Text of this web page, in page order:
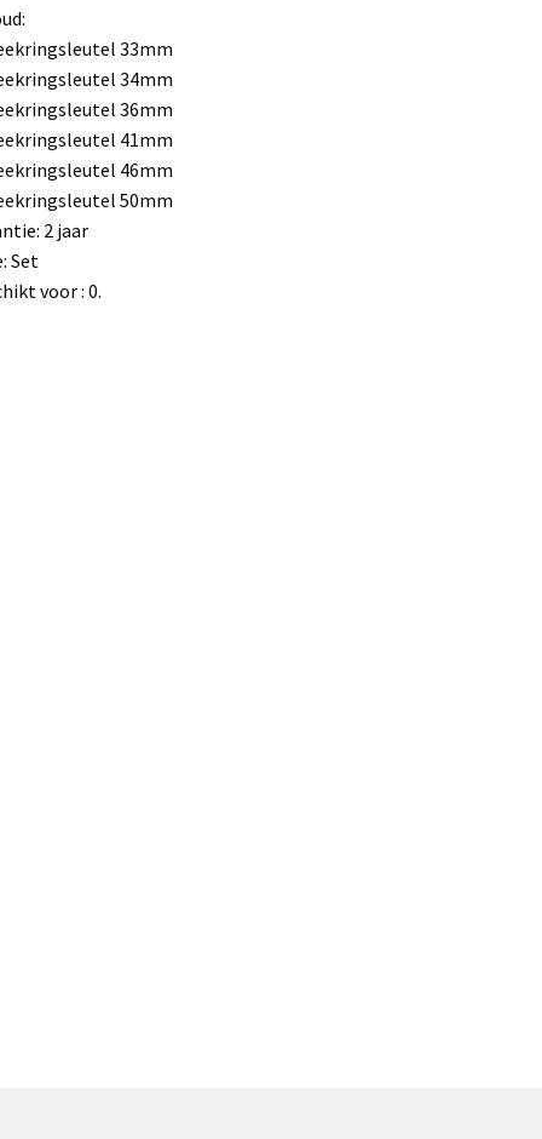
33mm
34mm
36mm
41mm
46mm
50mm
2 jaar
Set
voor : 0.